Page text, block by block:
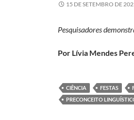
15 DE SETEMBRO DE
Pesquisadores
Por Lívia Mendes
CIÊNCIA FESTAS
PRECONCEITO